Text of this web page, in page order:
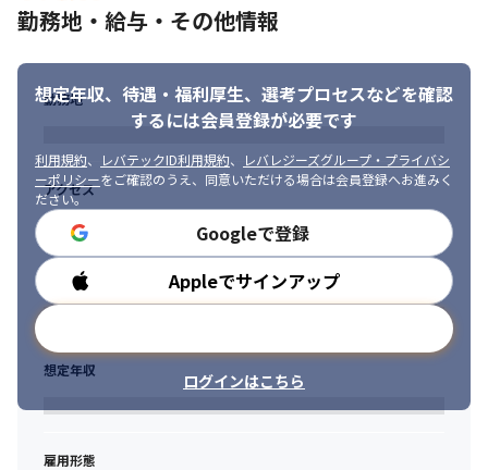
勤務地・給与・その他情報
想定年収、待遇・福利厚生、 選考プロセスなどを確認
するには会員登録が必要です
利用規約、 レバテックID利用規約、
レバレジーズグループ・プライバシ
ーポリシーをご確認のうえ、同意いただける場合は会員登録へお進みく
ださい。
Googleで登録
Appleでサインアップ
ログインはこちら
勤務地
アクセス
勤務時間
想定年収
雇用形態